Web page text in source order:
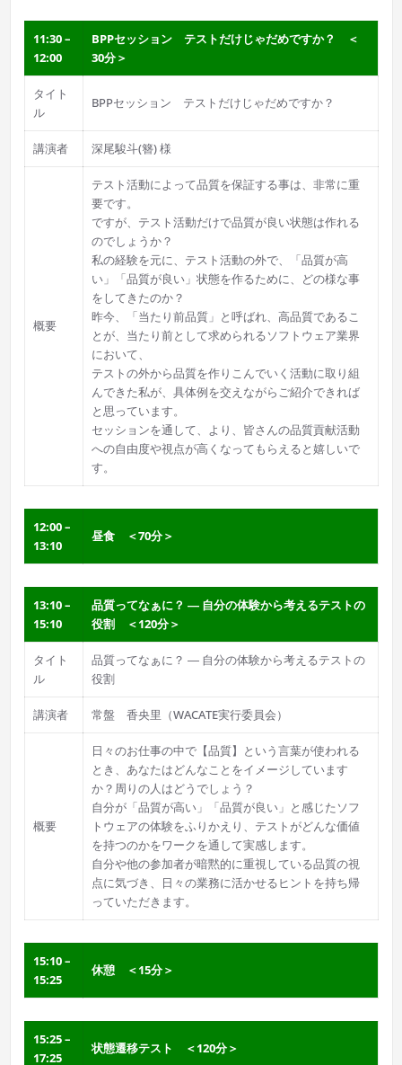
11:30 –
12:00
BPPセッション テストだけじゃだめですか？ ＜
30分＞
タイト
ル
BPPセッション テストだけじゃだめですか？
講演者 深尾駿斗(簪) 様
概要
テスト活動によって品質を保証する事は、非常に重
要です。
ですが、テスト活動だけで品質が良い状態は作れる
のでしょうか？
私の経験を元に、テスト活動の外で、「品質が高
い」「品質が良い」状態を作るために、どの様な事
をしてきたのか？
昨今、「当たり前品質」と呼ばれ、高品質であるこ
とが、当たり前として求められるソフトウェア業界
において、
テストの外から品質を作りこんでいく活動に取り組
んできた私が、具体例を交えながらご紹介できれば
と思っています。
セッションを通して、より、皆さんの品質貢献活動
への自由度や視点が高くなってもらえると嬉しいで
す。
12:00 –
13:10
昼食 ＜70分＞
13:10 –
15:10
品質ってなぁに？ ― 自分の体験から考えるテストの
役割 ＜120分＞
タイト
ル
品質ってなぁに？ ― 自分の体験から考えるテストの
役割
講演者 常盤 香央里（WACATE実行委員会）
概要
日々のお仕事の中で【品質】という言葉が使われる
とき、あなたはどんなことをイメージしています
か？周りの人はどうでしょう？
自分が「品質が高い」「品質が良い」と感じたソフ
トウェアの体験をふりかえり、テストがどんな価値
を持つのかをワークを通して実感します。
自分や他の参加者が暗黙的に重視している品質の視
点に気づき、日々の業務に活かせるヒントを持ち帰
っていただきます。
15:10 –
15:25
休憩 ＜15分＞
15:25 –
17:25
状態遷移テスト ＜120分＞